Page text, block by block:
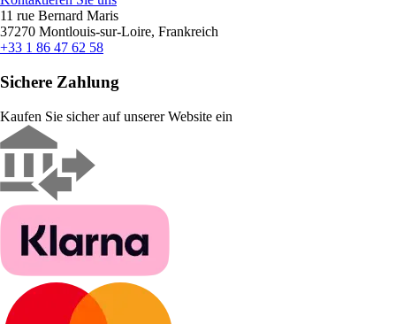
11 rue Bernard Maris
37270 Montlouis-sur-Loire, Frankreich
+33 1 86 47 62 58
Sichere Zahlung
Kaufen Sie sicher auf unserer Website ein